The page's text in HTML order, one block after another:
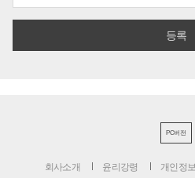
PC버전
회사소개 윤리강령 개인정